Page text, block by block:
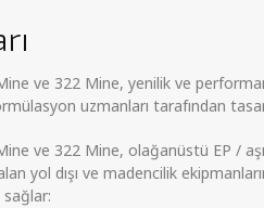
ve 322 Mine, yenilik ve
uzmanları tarafından
ve 322 Mine, olağanüstü EP /
yol dışı ve madencilik